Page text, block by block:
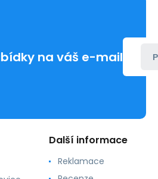
na váš e-mail
Další informace
Reklamace